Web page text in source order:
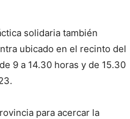
solidaria también
ubicado en el recinto del
9 a 14.30 horas y de 15.30
para acercar la